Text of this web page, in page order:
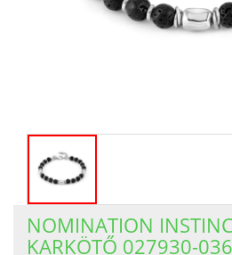
NOMINATION
KARKÖTŐ 027930-036